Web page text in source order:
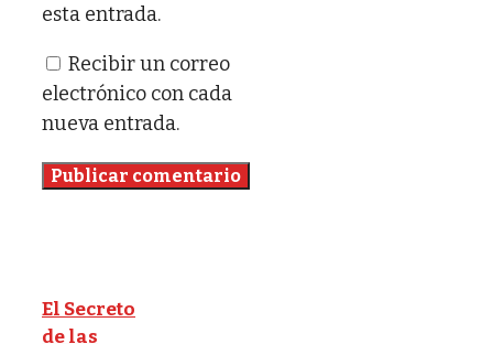
esta entrada.
Recibir un correo
electrónico con cada
nueva entrada.
El Secreto
de las